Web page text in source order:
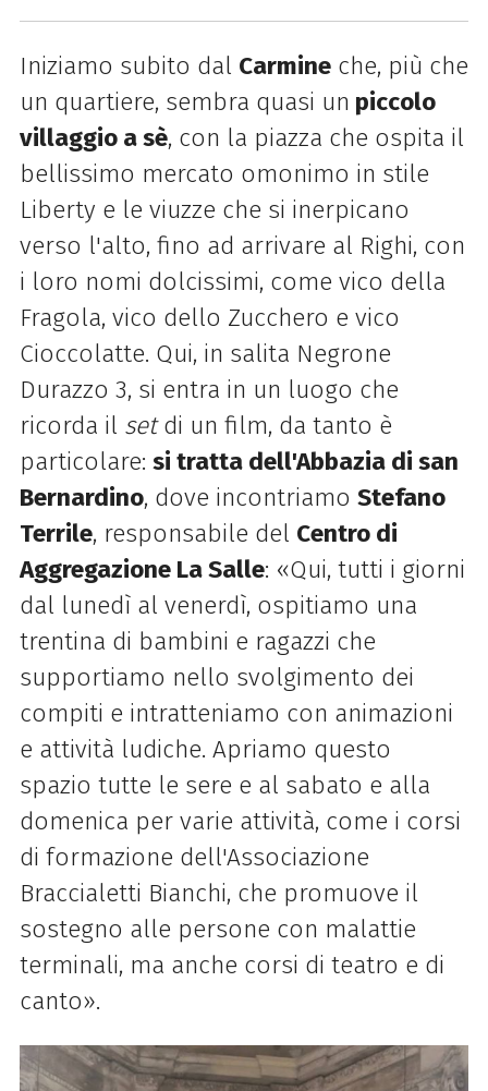
Iniziamo subito dal Carmineche, più che
un quartiere, sembra quasi un piccolo
villaggio a sè, con la piazza che ospita il
bellissimo mercato omonimo in stile
Liberty e le viuzze che si inerpicano
verso l'alto, fino ad arrivare al Righi, con
i loro nomi dolcissimi, come vico della
Fragola, vico dello Zucchero e vico
Cioccolatte. Qui, in salita Negrone
Durazzo 3, si entra in un luogo che
ricorda il setdi un film, da tanto è
particolare: si tratta dell'Abbazia di san
Bernardino, dove incontriamo Stefano
Terrile, responsabile del Centro di
Aggregazione La Salle: «Qui, tutti i giorni
dal lunedì al venerdì, ospitiamo una
trentina di bambini e ragazzi che
supportiamo nello svolgimento dei
compiti e intratteniamo con animazioni
e attività ludiche. Apriamo questo
spazio tutte le sere e al sabato e alla
domenica per varie attività, come i corsi
di formazione dell'Associazione
Braccialetti Bianchi, che promuove il
sostegno alle persone con malattie
terminali, ma anche corsi di teatro e di
canto».